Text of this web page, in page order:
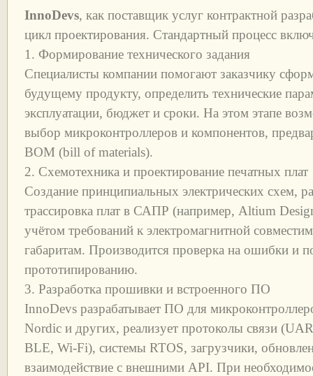
InnoDevs, как поставщик услуг контрактной
цикл проектирования. Стандартный процесс
1. Формирование технического задания
Специалисты компании помогают заказчику
будущему продукту, определить технические
эксплуатации, бюджет и сроки. На этом этапе
выбор микроконтроллеров и компонентов,
BOM (bill of materials).
2. Схемотехника и проектирование печатных плат
Создание принципиальных электрических схем,
трассировка плат в САПР (например, Altium
учётом требований к электромагнитной
габаритам. Производится проверка на ошибки и
прототипированию.
3. Разработка прошивки и встроенного ПО
InnoDevs разрабатывает ПО для
Nordic и других, реализует протоколы связи
BLE, Wi-Fi), системы RTOS, загрузчики,
взаимодействие с внешними API. При